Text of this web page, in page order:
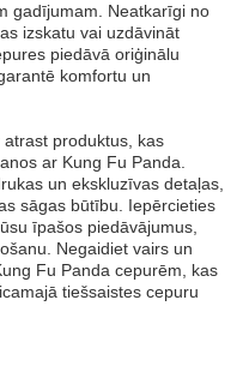
gadījumam. Neatkarīgi no
izskatu vai uzdāvināt
piedāvā oriģinālu
komfortu un
produktus, kas
ar Kung Fu Panda.
un ekskluzīvas detaļas,
sāgas būtību. Iepērcieties
īpašos piedāvājumus,
Negaidiet vairs un
Fu Panda cepurēm, kas
tiešsaistes cepuru